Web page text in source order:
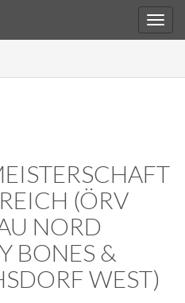
(ÖRV
NORD
BONES &
WEST)